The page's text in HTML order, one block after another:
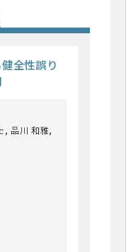
全性誤り
, 品川 和雅,